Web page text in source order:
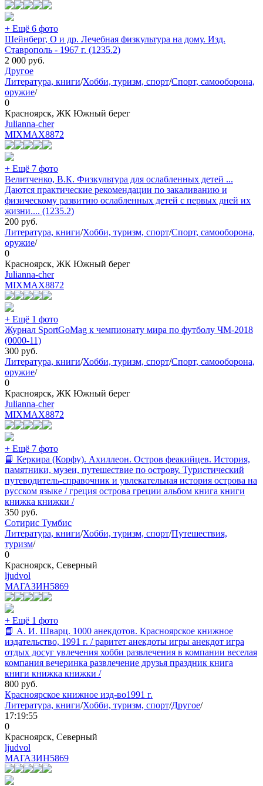
+ Ещё 6 фото
Шейнберг, О и др. Лечебная физкультура на дому. Изд.
Ставрополь - 1967 г. (1235.2)
2 000 руб.
Другое
Литература, книги/Хобби, туризм, спорт/Спорт, самооборона,
оружие/
0
Красноярск, ЖК Южный берег
Julianna-cher
MIXMAX8872
+ Ещё 7 фото
Велитченко, В.К. Физкультура для ослабленных детей ...
Даются практические рекомендации по закаливанию и
физическому развитию ослабленных детей с первых дней их
жизни.... (1235.2)
200 руб.
Литература, книги/Хобби, туризм, спорт/Спорт, самооборона,
оружие/
0
Красноярск, ЖК Южный берег
Julianna-cher
MIXMAX8872
+ Ещё 1 фото
Журнал SportGoMag к чемпионату мира по футболу ЧМ-2018
(0000-11)
300 руб.
Литература, книги/Хобби, туризм, спорт/Спорт, самооборона,
оружие/
0
Красноярск, ЖК Южный берег
Julianna-cher
MIXMAX8872
+ Ещё 7 фото
📘 Керкира (Корфу). Ахиллеон. Остров феакийцев. История,
памятники, музеи, путешествие по острову. Туристический
путеводитель-справочник и увлекательная история острова на
русском языке / греция острова греции альбом книга книги
книжка книжки /
350 руб.
Сотирис Тумбис
Литература, книги/Хобби, туризм, спорт/Путешествия,
туризм/
0
Красноярск, Северный
ljudvol
МАГАЗИН5869
+ Ещё 1 фото
📘 А. И. Шварц. 1000 анекдотов. Красноярское книжное
издательство, 1991 г. / раритет анекдоты игры анекдот игра
отдых досуг увлечения хобби развлечения в компании веселая
компания вечеринка развлечение друзья праздник книга
книги книжка книжки /
800 руб.
Красноярское книжное изд-во1991 г.
Литература, книги/Хобби, туризм, спорт/Другое/
17:19:55
0
Красноярск, Северный
ljudvol
МАГАЗИН5869